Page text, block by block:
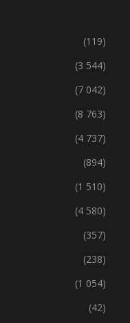
(119)
(3 544)
(7 042)
(8 763)
(4 737)
(894)
(1 510)
(4 580)
(357)
(238)
(1 054)